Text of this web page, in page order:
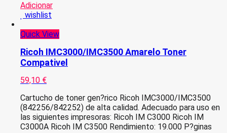
Adicionar
wishlist
Quick View
Ricoh IMC3000/IMC3500 Amarelo Toner
Compativel
59,10 €
Cartucho de toner gen?rico Ricoh IMC3000/IMC3500
(842256/842252) de alta calidad. Adecuado para uso en
las siguientes impresoras: Ricoh IM C3000 Ricoh IM
C3000A Ricoh IM C3500 Rendimiento: 19.000 P?ginas